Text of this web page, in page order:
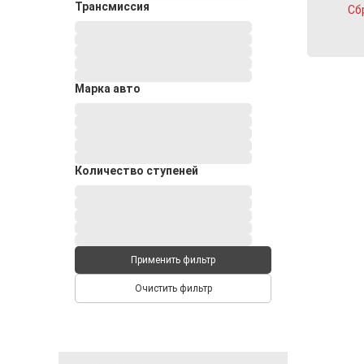
Трансмиссия
Марка авто
Количество ступеней
Применить фильтр
Очистить фильтр